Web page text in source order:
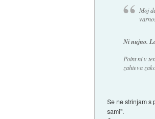
Moj
Ni nujno.
Point ni v
zahteva
Se ne strinjam s
sami".